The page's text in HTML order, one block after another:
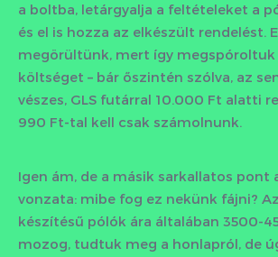
a boltba, letárgyalja a feltételeket a
és el is hozza az elkészült rendelést.
megörültünk, mert így megspóroltuk
költséget – bár őszintén szólva, az
vészes, GLS futárral 10.000 Ft alatti
990 Ft-tal kell csak számolnunk.
Igen ám, de a másik sarkallatos pont
vonzata: mibe fog ez nekünk fájni?
készítésű pólók ára általában 3500-
mozog, tudtuk meg a honlapról, de